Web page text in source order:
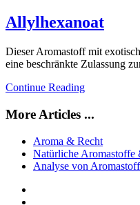
Allylhexanoat
Dieser Aromastoff mit
eine beschränkte Zulassung
Continue Reading
More Articles ...
Aroma & Recht
Natürliche Aromastoffe
Analyse von